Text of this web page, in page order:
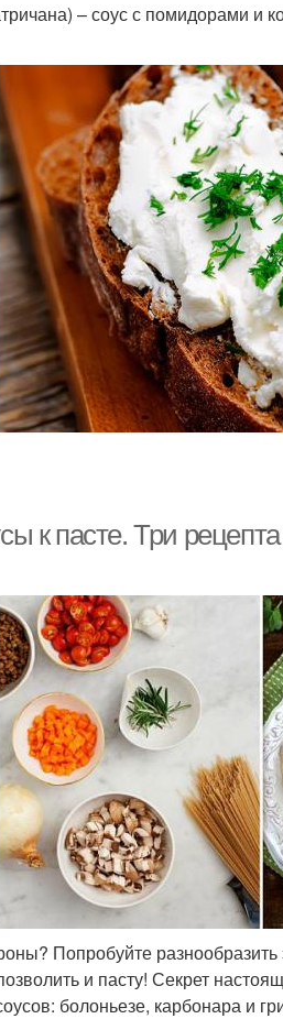
– соус с помидорами и
к пасте. Три
Попробуйте
и пасту! Секрет
болоньезе, карбонара и